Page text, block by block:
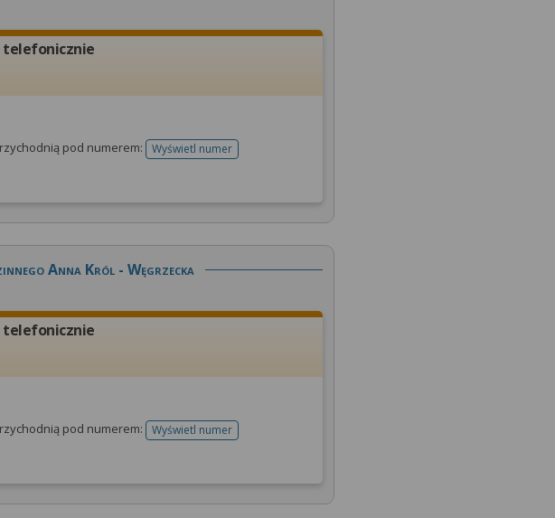
pod numerem: Wyświetl numertelefonu do rejestracji
Anna Król - Węgrzecka
pod numerem: Wyświetl numertelefonu do rejestracji